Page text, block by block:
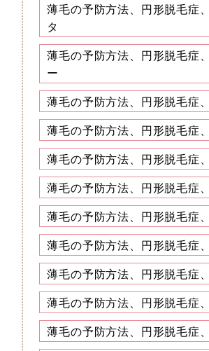
薄毛の予防方法、円形脱毛症
タ
薄毛の予防方法、円形脱毛症
ー
薄毛の予防方法、円形脱毛症
薄毛の予防方法、円形脱毛症
薄毛の予防方法、円形脱毛症
薄毛の予防方法、円形脱毛症
薄毛の予防方法、円形脱毛症
薄毛の予防方法、円形脱毛症
薄毛の予防方法、円形脱毛症
薄毛の予防方法、円形脱毛症
薄毛の予防方法、円形脱毛症